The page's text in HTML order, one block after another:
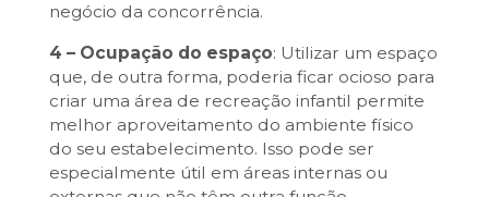
negócio da concorrência.
4 – Ocupação do espaço: Utilizar um espaço
que, de outra forma, poderia ficar ocioso para
criar uma área de recreação infantil permite
melhor aproveitamento do ambiente físico
do seu estabelecimento. Isso pode ser
especialmente útil em áreas internas ou